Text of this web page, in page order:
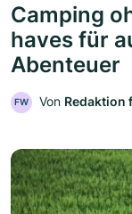
Camping
haves für
Abenteuer
FW Von Redaktion